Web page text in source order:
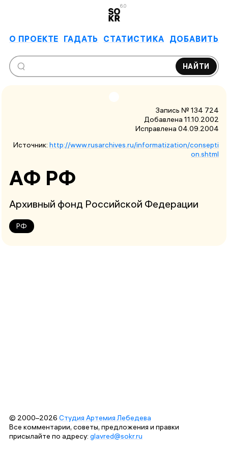
6.0
О ПРОЕКТЕ ГАДАТЬ СТАТИСТИКА ДОБАВИТЬ
НАЙТИ
Запись № 134 724
Добавлена 11.10.2002
Исправлена 04.09.2004
Источник: http://www.rusarchives.ru/informatization/consepti
on.shtml
АФ РФ
Архивный фонд Российской Федерации
РФ
© 2000–2026 Студия Артемия Лебедева
Все комментарии, советы, предложения и правки
присылайте по адресу: glavred@sokr.ru